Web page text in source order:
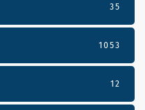
35
1053
12